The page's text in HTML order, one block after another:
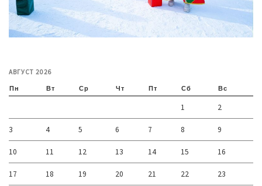
АВГУСТ 2026
Пн Вт Ср Чт Пт Сб Вс
1 2
3 4 5 6 7 8 9
10 11 12 13 14 15 16
17 18 19 20 21 22 23